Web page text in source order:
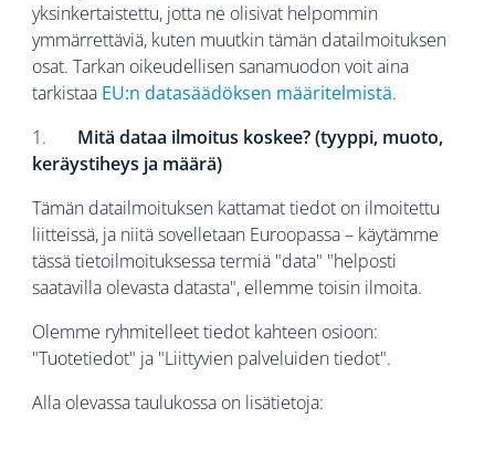
yksinkertaistettu, jotta ne olisivat helpommin
ymmärrettäviä, kuten muutkin tämän datailmoituksen
osat. Tarkan oikeudellisen sanamuodon voit aina
tarkistaa EU:n datasäädöksen määritelmistä.
1. Mitä dataa ilmoitus koskee? (tyyppi, muoto,
keräystiheys ja määrä)
Tämän datailmoituksen kattamat tiedot on ilmoitettu
liitteissä, ja niitä sovelletaan Euroopassa – käytämme
tässä tietoilmoituksessa termiä "data" "helposti
saatavilla olevasta datasta", ellemme toisin ilmoita.
Olemme ryhmitelleet tiedot kahteen osioon:
"Tuotetiedot" ja "Liittyvien palveluiden tiedot".
Alla olevassa taulukossa on lisätietoja: